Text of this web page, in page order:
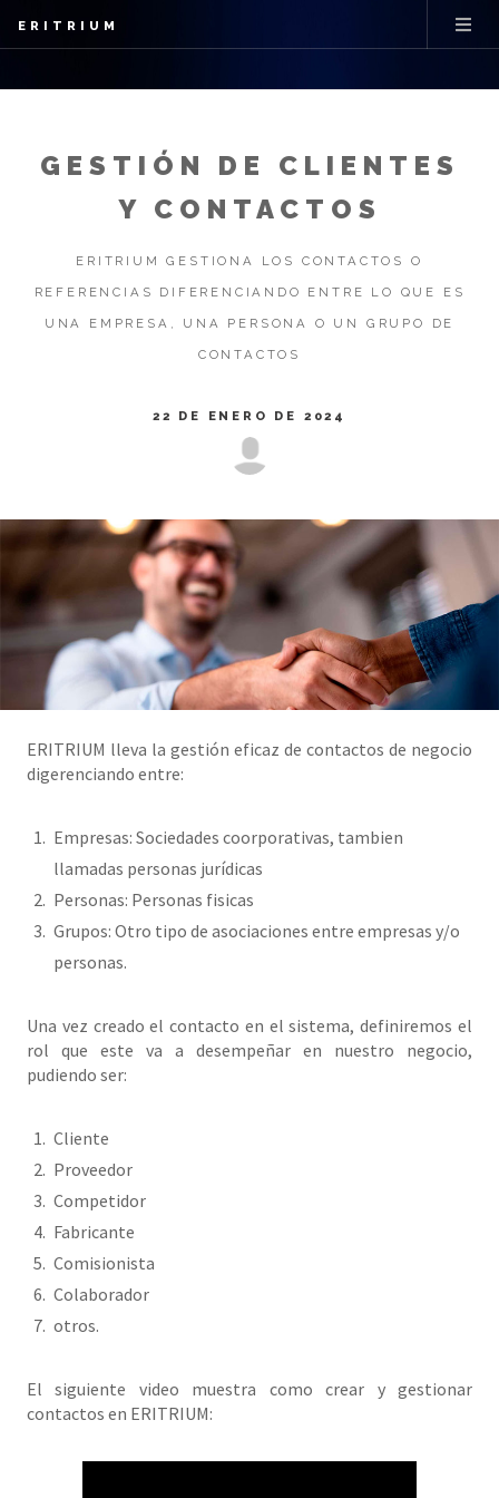
ERITRIUM
GESTIÓN DE CLIENTES
Y CONTACTOS
ERITRIUM GESTIONA LOS CONTACTOS O
REFERENCIAS DIFERENCIANDO ENTRE LO QUE ES
UNA EMPRESA, UNA PERSONA O UN GRUPO DE
CONTACTOS
22 DE ENERO DE 2024
ERITRIUM lleva la gestión eficaz de contactos de negocio
digerenciando entre:
Empresas: Sociedades coorporativas, tambien
llamadas personas jurídicas
Personas: Personas fisicas
Grupos: Otro tipo de asociaciones entre empresas y/o
personas.
Una vez creado el contacto en el sistema, definiremos el
rol que este va a desempeñar en nuestro negocio,
pudiendo ser:
Cliente
Proveedor
Competidor
Fabricante
Comisionista
Colaborador
otros.
El siguiente video muestra como crear y gestionar
contactos en ERITRIUM: